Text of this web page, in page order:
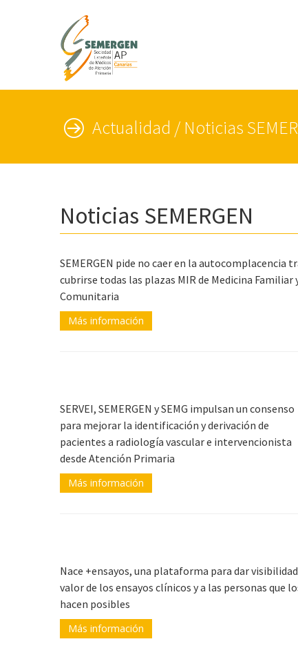
Actualidad / Noticias
Noticias SEMERGEN
SEMERGEN pide no caer en la autocomplacencia
cubrirse todas las plazas MIR de Medicina Familiar
Comunitaria
Más información
SERVEI, SEMERGEN y SEMG impulsan un consenso
para mejorar la identificación y derivación de
pacientes a radiología vascular e intervencionista
desde Atención Primaria
Más información
Nace +ensayos, una plataforma para dar
valor de los ensayos clínicos y a las personas que
hacen posibles
Más información